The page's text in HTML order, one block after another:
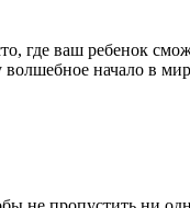
где ваш ребенок
начало в